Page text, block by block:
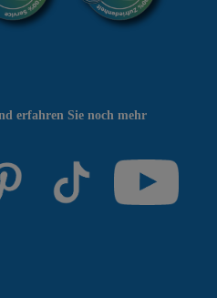
erfahren Sie noch mehr